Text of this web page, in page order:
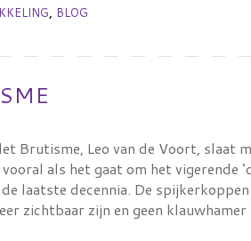
, BLOG
Brutisme, Leo van de Voort, slaat
als het gaat om het vigerende
laatste decennia. De
zichtbaar zijn en geen